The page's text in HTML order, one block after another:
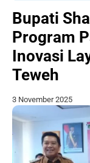
Bupati
Program
Inovasi
Teweh
3 November 2025